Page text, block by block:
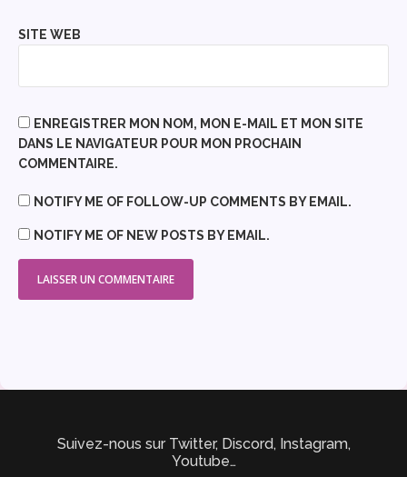
SITE WEB
ENREGISTRER MON NOM, MON E-MAIL ET MON SITE
DANS LE NAVIGATEUR POUR MON PROCHAIN
COMMENTAIRE.
NOTIFY ME OF FOLLOW-UP COMMENTS BY EMAIL.
NOTIFY ME OF NEW POSTS BY EMAIL.
Suivez-nous sur Twitter, Discord, Instagram,
Youtube…